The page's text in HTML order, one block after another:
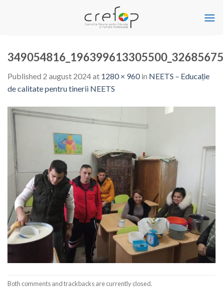
Published 2 august 2024at 1280 × 960in NEETS – Educație
de calitate pentru tinerii NEETS
Both comments and trackbacks are currently closed.